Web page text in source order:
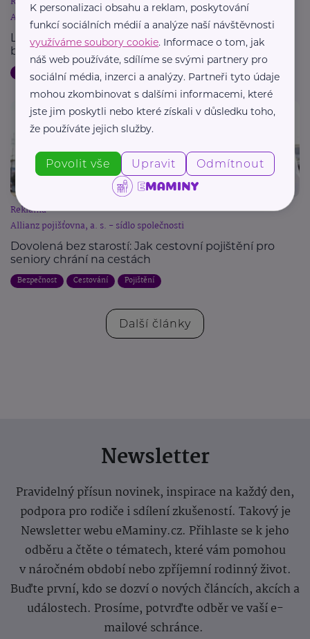
Allianz pojišťovna, a. s. - sídlo společnosti
Letní dovolená a pojištění: Jak chránit svůj majetek
během cest
Dovolená Bezpečnost Cestování Pojištění
Reklama
Allianz pojišťovna, a. s. - sídlo společnosti
Dovolená bez starostí: Jak cestovní pojištění pro
seniory chrání na cestách
Bezpečnost Cestování Pojištění
Další články
Newsletter
Pravidelný přísun novinek, inspirace na každý den,
podpora pro rodiče i sdílení zkušeností. Takový je
Newsletter webu eMaminy.cz. Přihlaste se k jeho
odběru a čtěte o tématech, které vám pomohou
v náročném období nebo zpříjemní rodinný život.
Buďte první, kdo se dozví o nových článcích, akcích a
událostech. Prosíme, potvrďte odběr ve vaší e-
mailové schránce.
K personalizaci obsahu a reklam, poskytování
funkcí sociálních médií a analýze naší návštěvnosti
využíváme soubory cookie. Informace o tom, jak
náš web používáte, sdílíme se svými partnery pro
sociální média, inzerci a analýzy. Partneři tyto údaje
mohou zkombinovat s dalšími informacemi, které
jste jim poskytli nebo které získali v důsledku toho,
že používáte jejich služby.
Povolit vše Upravit Odmítnout